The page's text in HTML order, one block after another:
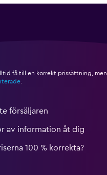
få till en korrekt prissättning, men
försäljaren
av information åt dig
100 % korrekta?